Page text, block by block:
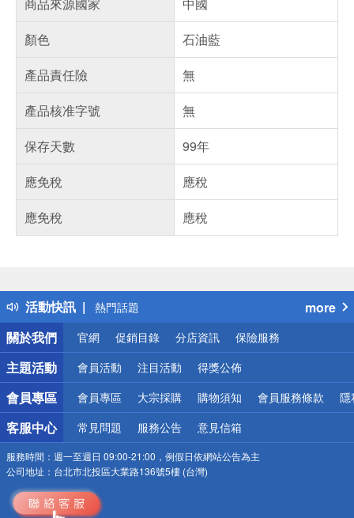
商品來源國家
中國
顏色
石油藍
產品責任險
無
產品核准字號
無
保存天數
99年
應免稅
應稅
應免稅
應稅
活動快訊
得獎公告
熱門話題
銀行優惠
偏遠地區配送
詐騙網頁！請小心！
more
關於我們
官網 促銷目錄 分店資訊 保險服務
主題活動 會員活動 注目活動 得獎公佈
會員專區 會員專區 大宗採購 購物須知 會員服務條款 隱
客服中心 常見問題 服務公告 意見信箱
服務時間： 週一至週日 09:00-21:00，例假日依網站公告為主
公司地址： 台北市北投區大業路136號5樓 (台灣)